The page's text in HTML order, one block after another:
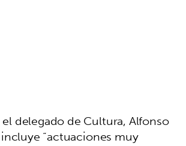
delegado de Cultura, Alfonso
“actuaciones muy